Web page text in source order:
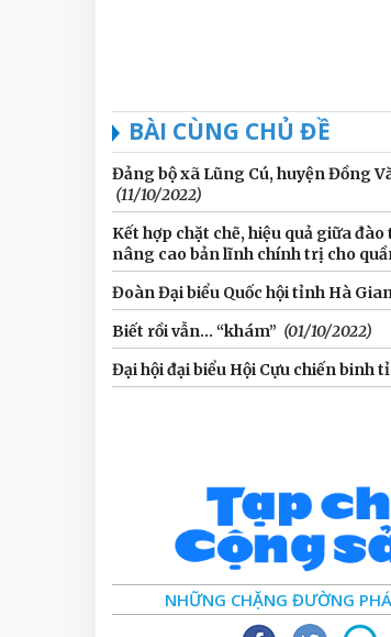
BÀI CÙNG CHỦ ĐỀ
Đảng bộ xã Lũng Cú, huyện Đồng
(11/10/2022)
Kết hợp chặt chẽ, hiệu quả giữa
nâng cao bản lĩnh chính trị cho
Đoàn Đại biểu Quốc hội tỉnh Hà
Biết rồi vẫn... “khám” (01/10/2022)
Đại hội đại biểu Hội Cựu chiến
NHỮNG CHẶNG ĐƯỜNG